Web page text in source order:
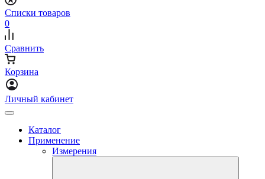
Списки товаров
0
Сравнить
Корзина
Личный кабинет
Каталог
Применение
Измерения